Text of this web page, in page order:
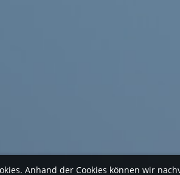
Anhand der Cookies können wir